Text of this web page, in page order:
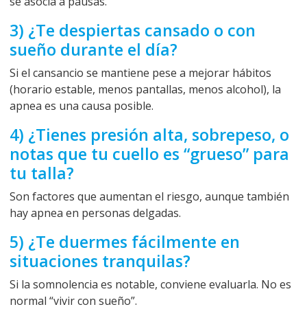
3) ¿Te despiertas cansado o con
sueño durante el día?
Si el cansancio se mantiene pese a mejorar hábitos
(horario estable, menos pantallas, menos alcohol), la
apnea es una causa posible.
4) ¿Tienes presión alta, sobrepeso, o
notas que tu cuello es “grueso” para
tu talla?
Son factores que aumentan el riesgo, aunque también
hay apnea en personas delgadas.
5) ¿Te duermes fácilmente en
situaciones tranquilas?
Si la somnolencia es notable, conviene evaluarla. No es
normal “vivir con sueño”.